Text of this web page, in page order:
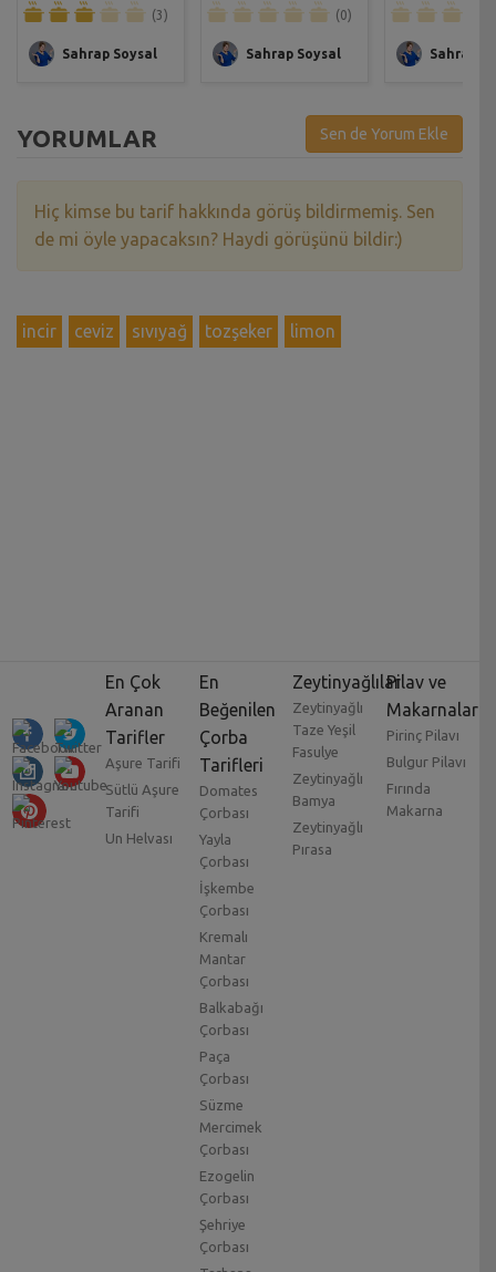
(3)
Sahrap Soysal
(0)
Sahrap Soysal Sahrap
YORUMLAR Sen de Yorum Ekle
Hiç kimse bu tarif hakkında görüş bildirmemiş. Sen
de mi öyle yapacaksın? Haydi görüşünü bildir:)
incir ceviz sıvıyağ tozşeker limon
En Çok
Aranan
Tarifler
Aşure Tarifi
Sütlü Aşure
Tarifi
Un Helvası
En
Beğenilen
Çorba
Tarifleri
Domates
Çorbası
Yayla
Çorbası
İşkembe
Çorbası
Kremalı
Mantar
Çorbası
Balkabağı
Çorbası
Paça
Çorbası
Süzme
Mercimek
Çorbası
Ezogelin
Çorbası
Şehriye
Çorbası
Zeytinyağlılar
Zeytinyağlı
Taze Yeşil
Fasulye
Zeytinyağlı
Bamya
Zeytinyağlı
Pırasa
Pilav ve
Makarnalar
Pirinç Pilavı
Bulgur Pilavı
Fırında
Makarna